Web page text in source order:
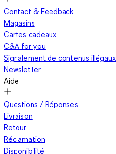
Contact & Feedback
Magasins
Cartes cadeaux
C&A for you
Signalement de contenus illégaux
Newsletter
Aide
Questions / Réponses
Livraison
Retour
Réclamation
Disponibilité